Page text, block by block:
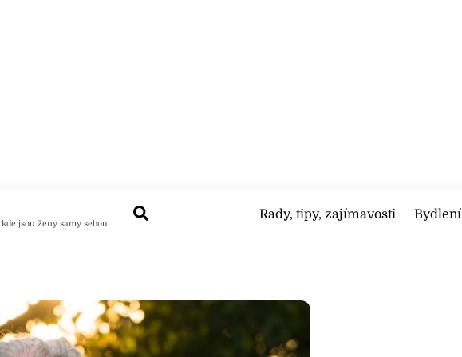
kde jsou ženy samy sebou
Rady, tipy, zajímavosti Bydlení